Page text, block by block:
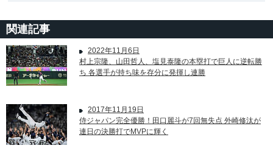
関連記事
2022年11月6日
村上宗隆、山田哲人、塩見泰隆の本塁打で巨人に逆転勝
ち 各選手が持ち味を存分に発揮し連勝
2017年11月19日
侍ジャパン完全優勝！田口麗斗が7回無失点 外崎修汰が
連日の決勝打でMVPに輝く